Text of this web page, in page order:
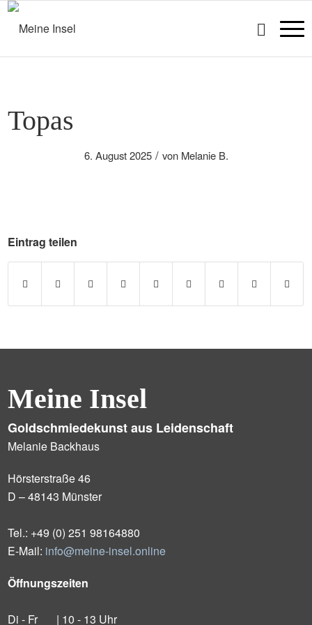
Topas
6. August 2025 / von Melanie B.
Eintrag teilen
Meine Insel
Goldschmiedekunst aus Leidenschaft
Melanie Backhaus
Hörsterstraße 46
D – 48143 Münster
Tel.: +49 (0) 251 98164880
E-Mail: info@meine-insel.online
Öffnungszeiten
Di - Fr | 10 - 13 Uhr